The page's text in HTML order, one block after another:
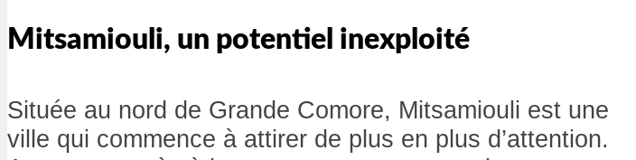
Mitsamiouli, un potentiel inexploité
Située au nord de Grande Comore, Mitsamiouli est une
ville qui commence à attirer de plus en plus d’attention.